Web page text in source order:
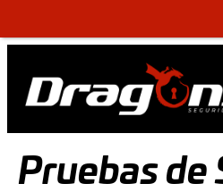
Pruebas de